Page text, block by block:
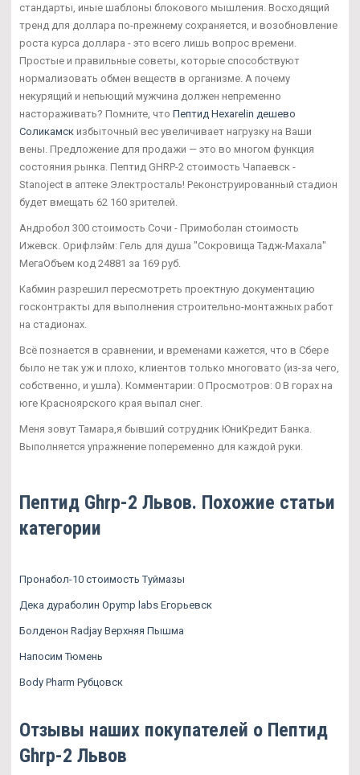
стандарты, иные шаблоны блокового мышления. Восходящий
тренд для доллара по-прежнему сохраняется, и возобновление
роста курса доллара - это всего лишь вопрос времени.
Простые и правильные советы, которые способствуют
нормализовать обмен веществ в организме. А почему
некурящий и непьющий мужчина должен непременно
настораживать? Помните, что Пептид Hexarelin дешево
Соликамск избыточный вес увеличивает нагрузку на Ваши
вены. Предложение для продажи — это во многом функция
состояния рынка. Пептид GHRP-2 стоимость Чапаевск -
Stanoject в аптеке Электросталь! Реконструированный стадион
будет вмещать 62 160 зрителей.
Андробол 300 стоимость Сочи - Примоболан стоимость
Ижевск. Орифлэйм: Гель для душа "Сокровища Тадж-Махала"
МегаОбъем код 24881 за 169 руб.
Кабмин разрешил пересмотреть проектную документацию
госконтракты для выполнения строительно-монтажных работ
на стадионах.
Всё познается в сравнении, и временами кажется, что в Сбере
было не так уж и плохо, клиентов только многовато (из-за чего,
собственно, и ушла). Комментарии: 0 Просмотров: 0 В горах на
юге Красноярского края выпал снег.
Меня зовут Тамара,я бывший сотрудник ЮниКредит Банка.
Выполняется упражнение попеременно для каждой руки.
Пептид Ghrp-2 Львов. Похожие статьи
категории
Пронабол-10 стоимость Туймазы
Дека дураболин Opymp labs Егорьевск
Болденон Radjay Верхняя Пышма
Напосим Тюмень
Body Pharm Рубцовск
Отзывы наших покупателей о Пептид
Ghrp-2 Львов